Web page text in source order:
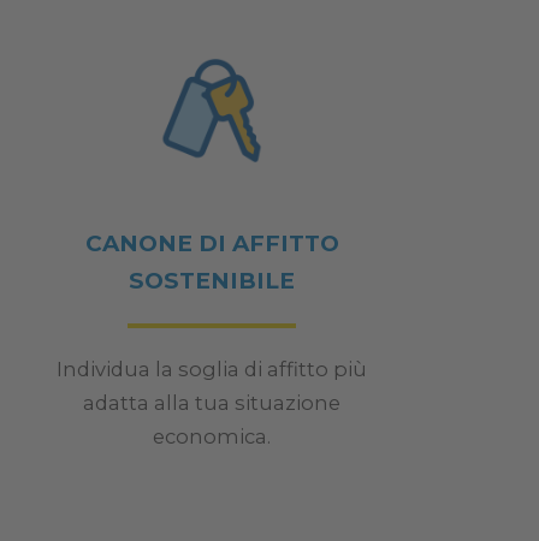
CANONE DI AFFITTO
SOSTENIBILE
Individua la soglia di affitto più
adatta alla tua situazione
economica.